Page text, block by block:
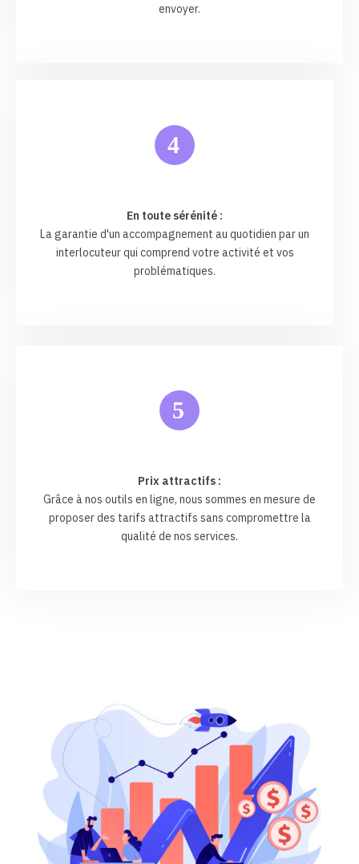
envoyer.
4
En toute sérénité :
La garantie d'un accompagnement au quotidien par un
interlocuteur qui comprend votre activité et vos
problématiques.
5
Prix attractifs :
Grâce à nos outils en ligne, nous sommes en mesure de
proposer des tarifs attractifs sans compromettre la
qualité de nos services.